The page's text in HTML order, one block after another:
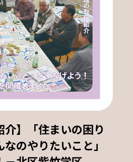
介】「住まいの困り
のやりたいこと」